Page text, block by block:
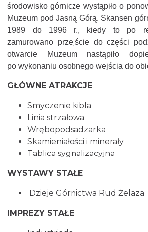
środowisko górnicze wystąpiło o
Muzeum pod Jasną Górą. Skansen
1989 do 1996 r., kiedy to po
zamurowano przejście do części
otwarcie Muzeum nastąpiło
po wykonaniu osobnego wejścia do
GŁÓWNE ATRAKCJE
Smyczenie kibla
Linia strzałowa
Wrębopodsadzarka
Skamieniałości i minerały
Tablica sygnalizacyjna
WYSTAWY STAŁE
Dzieje Górnictwa Rud Żelaza
IMPREZY STAŁE